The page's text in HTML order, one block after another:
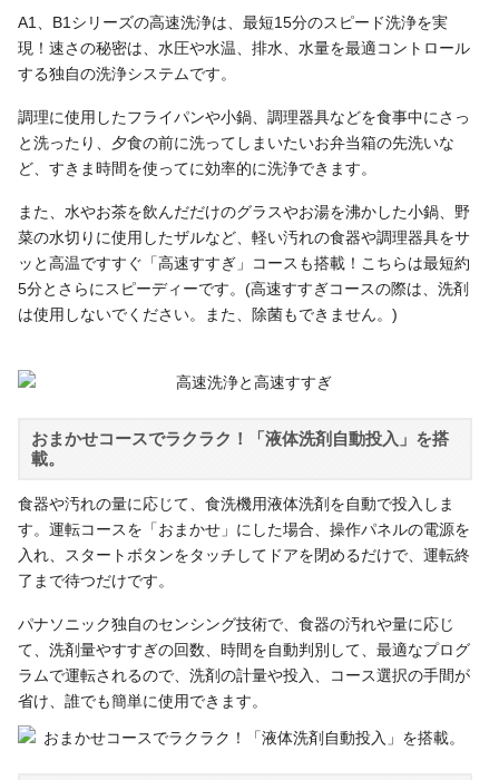
A1、B1シリーズの高速洗浄は、最短15分のスピード洗浄を実
現！速さの秘密は、水圧や水温、排水、水量を最適コントロール
する独自の洗浄システムです。
調理に使用したフライパンや小鍋、調理器具などを食事中にさっ
と洗ったり、夕食の前に洗ってしまいたいお弁当箱の先洗いな
ど、すきま時間を使ってに効率的に洗浄できます。
また、水やお茶を飲んだだけのグラスやお湯を沸かした小鍋、野
菜の水切りに使用したザルなど、軽い汚れの食器や調理器具をサ
ッと高温ですすぐ「高速すすぎ」コースも搭載！こちらは最短約
5分とさらにスピーディーです。(高速すすぎコースの際は、洗剤
は使用しないでください。また、除菌もできません。)
おまかせコースでラクラク！「液体洗剤自動投入」を搭
載。
食器や汚れの量に応じて、食洗機用液体洗剤を自動で投入しま
す。運転コースを「おまかせ」にした場合、操作パネルの電源を
入れ、スタートボタンをタッチしてドアを閉めるだけで、運転終
了まで待つだけです。
パナソニック独自のセンシング技術で、食器の汚れや量に応じ
て、洗剤量やすすぎの回数、時間を自動判別して、最適なプログ
ラムで運転されるので、洗剤の計量や投入、コース選択の手間が
省け、誰でも簡単に使用できます。